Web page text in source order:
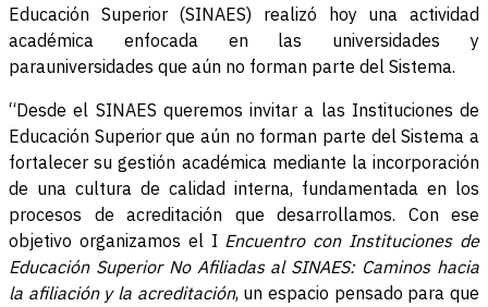
Educación Superior (SINAES) realizó hoy una actividad
académica enfocada en las universidades y
parauniversidades que aún no forman parte del Sistema.
“Desde el SINAES queremos invitar a las Instituciones de
Educación Superior que aún no forman parte del Sistema a
fortalecer su gestión académica mediante la incorporación
de una cultura de calidad interna, fundamentada en los
procesos de acreditación que desarrollamos. Con ese
objetivo organizamos el I Encuentro con Instituciones de
Educación Superior No Afiliadas al SINAES: Caminos hacia
la afiliación y la acreditación, un espacio pensado para que